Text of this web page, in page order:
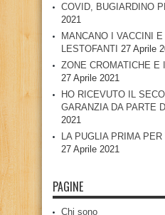
COVID, BUGIARDINO
2021
MANCANO I VACCINI
LESTOFANTI 27 Aprile
ZONE CROMATICHE E
27 Aprile 2021
HO RICEVUTO IL
GARANZIA DA PARTE
2021
LA PUGLIA PRIMA
27 Aprile 2021
PAGINE
Chi sono